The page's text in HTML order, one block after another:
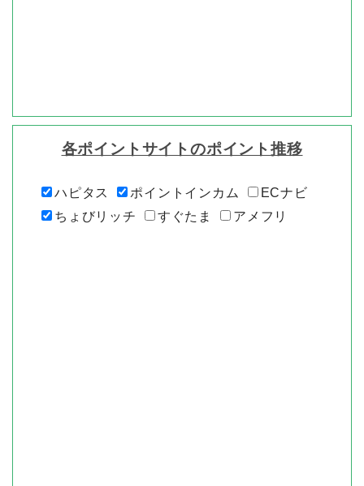
各ポイントサイトのポイント推移
ハピタス ポイントインカム
ECナビ
ちょびリッチ
すぐたま アメフリ